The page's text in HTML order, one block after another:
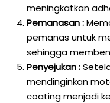
meningkatkan
Pemanasan :
pemanas untuk
sehingga
Penyejukan :
mendinginkan
coating menjadi